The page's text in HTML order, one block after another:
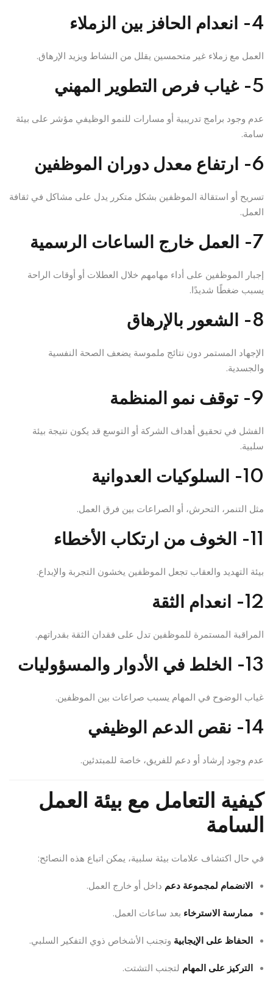
4- انعدام الحافز بين الزملاء
العمل مع زملاء غير متحمسين يقلل من النشاط ويزيد الإرهاق.
5- غياب فرص التطوير المهني
عدم وجود برامج تدريبية أو مسارات للنمو الوظيفي مؤشر على بيئة
سامة.
6- ارتفاع معدل دوران الموظفين
تسريح أو استقالة الموظفين بشكل متكرر يدل على مشاكل في ثقافة
العمل.
7- العمل خارج الساعات الرسمية
إجبار الموظفين على أداء مهامهم خلال العطلات أو أوقات الراحة
يسبب ضغطًا شديدًا.
8- الشعور بالإرهاق
الإجهاد المستمر دون نتائج ملموسة يضعف الصحة النفسية
والجسدية.
9- توقف نمو المنظمة
الفشل في تحقيق أهداف الشركة أو التوسع قد يكون نتيجة بيئة
سلبية.
10- السلوكيات العدوانية
مثل التنمر، التحرش، أو الصراعات بين فرق العمل.
بيئة التهديد والعقاب تجعل الموظفين يخشون التجربة والإبداع.
12- انعدام الثقة
المراقبة المستمرة للموظفين تدل على فقدان الثقة بقدراتهم.
13- الخلط في الأدوار والمسؤوليات
غياب الوضوح في المهام يسبب صراعات بين الموظفين.
14- نقص الدعم الوظيفي
عدم وجود إرشاد أو دعم للفريق، خاصة للمبتدئين.
كيفية التعامل مع بيئة العمل
السامة
في حال اكتشاف علامات بيئة سلبية، يمكن اتباع هذه النصائح:
الانضمام لمجموعة دعم داخل أو خارج العمل.
ممارسة الاسترخاء بعد ساعات العمل.
الحفاظ على الإيجابية وتجنب الأشخاص ذوي التفكير السلبي.
التركيز على المهام لتجنب التشتت.